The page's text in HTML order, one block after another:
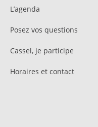
municipale
Contact et Accès
Cimetière
L’agenda
Posez vos questions
Cassel, je participe
Horaires et contact